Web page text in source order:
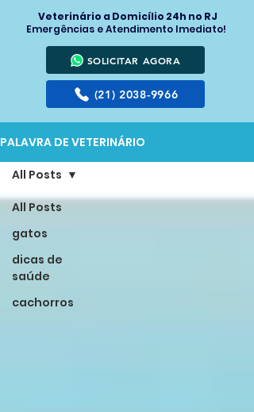
Veterinário a Domicílio 24h no RJ
Emergências e Atendimento Imediato!
SOLICITAR AGORA
(21) 2038-9966
PALAVRA DE VETERINÁRIO
All Posts
gatos
dicas de
saúde
cachorros
All Posts